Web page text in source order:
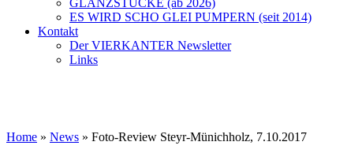
GLANZSTÜCKE (ab 2026)
ES WIRD SCHO GLEI PUMPERN (seit 2014)
Kontakt
Der VIERKANTER Newsletter
Links
Home » News » Foto-Review Steyr-Münichholz, 7.10.2017